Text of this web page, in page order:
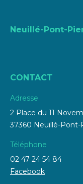
Neuillé-Pont-
CONTACT
Adresse
2 Place du 11
37360 Neuillé-Pont-
Téléphone
02 47 24 54 84
Facebook